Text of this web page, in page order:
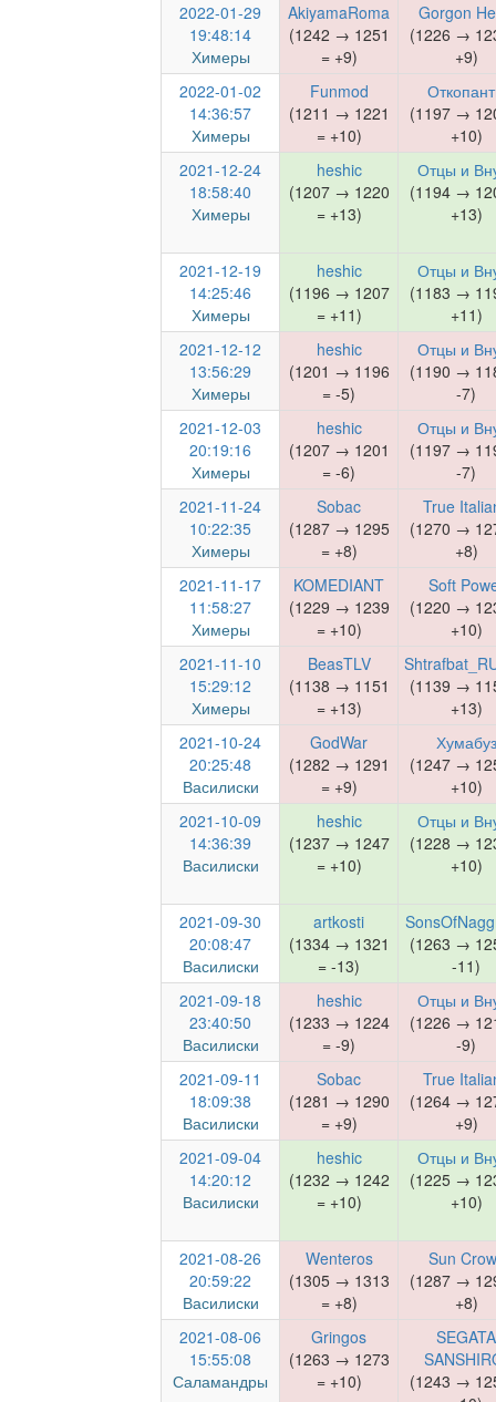
2022-01-29
19:48:14
Химеры
AkiyamaRoma
(1242 → 1251
= +9)
Gorgon
(1226 →
+9)
2022-01-02
14:36:57
Химеры
Funmod
(1211 → 1221
= +10)
(1197 →
+10)
2021-12-24
18:58:40
Химеры
heshic
(1207 → 1220
= +13)
Отцы и
(1194 →
+13)
2021-12-19
14:25:46
Химеры
heshic
(1196 → 1207
= +11)
Отцы и
(1183 →
+11)
2021-12-12
13:56:29
Химеры
heshic
(1201 → 1196
= -5)
Отцы и
(1190 →
-7)
2021-12-03
20:19:16
Химеры
heshic
(1207 → 1201
= -6)
Отцы и
(1197 →
-7)
2021-11-24
10:22:35
Химеры
Sobac
(1287 → 1295
= +8)
True
(1270 →
+8)
2021-11-17
11:58:27
Химеры
KOMEDIANT
(1229 → 1239
= +10)
Soft
(1220 →
+10)
2021-11-10
15:29:12
Химеры
BeasTLV
(1138 → 1151
= +13)
(1139 →
+13)
2021-10-24
20:25:48
Василиски
GodWar
(1282 → 1291
= +9)
Хумабуз
(1247 →
+10)
2021-10-09
14:36:39
Василиски
heshic
(1237 → 1247
= +10)
Отцы и
(1228 →
+10)
2021-09-30
20:08:47
Василиски
artkosti
(1334 → 1321
= -13)
(1263 →
-11)
2021-09-18
23:40:50
Василиски
heshic
(1233 → 1224
= -9)
Отцы и
(1226 →
-9)
2021-09-11
18:09:38
Василиски
Sobac
(1281 → 1290
= +9)
True
(1264 →
+9)
2021-09-04
14:20:12
Василиски
heshic
(1232 → 1242
= +10)
Отцы и
(1225 →
+10)
2021-08-26
20:59:22
Василиски
Wenteros
(1305 → 1313
= +8)
Sun
(1287 →
+8)
2021-08-06
15:55:08
Саламандры
Gringos
(1263 → 1273
= +10)
SEGATA
(1243 →